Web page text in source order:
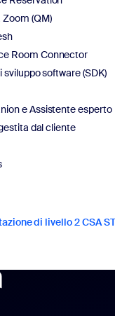
(QM)
Room Connector
software (SDK)
e Assistente esperto
dal cliente
di livello 2 CSA